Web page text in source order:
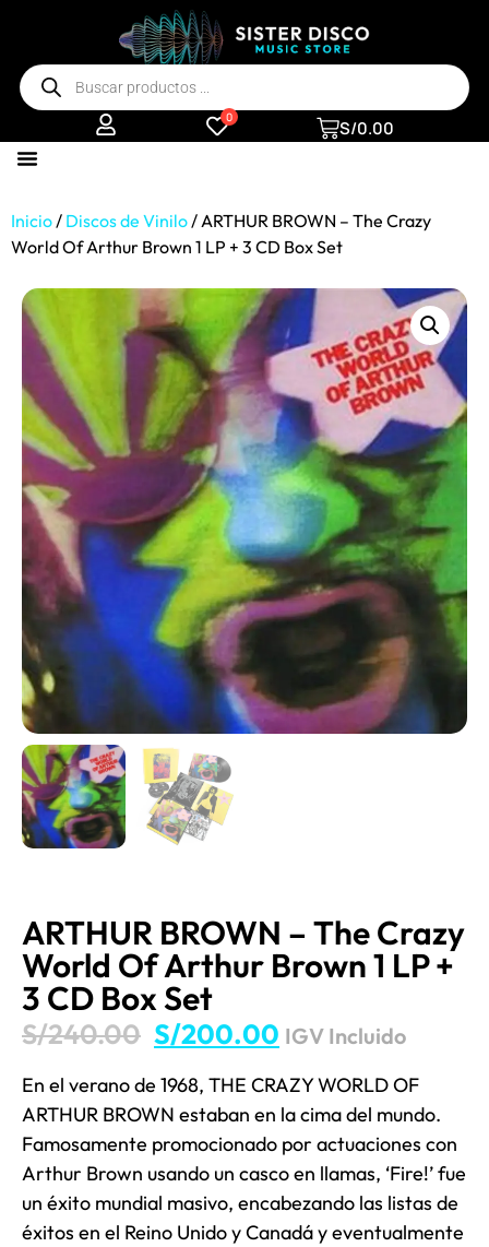
0 S/0.00
Inicio/ Discos de Vinilo/ ARTHUR BROWN – The Crazy
World Of Arthur Brown 1 LP + 3 CD Box Set
ARTHUR BROWN – The Crazy
World Of Arthur Brown 1 LP +
3 CD Box Set
S/240.00 S/200.00 IGV Incluido
En el verano de 1968, THE CRAZY WORLD OF
ARTHUR BROWN estaban en la cima del mundo.
Famosamente promocionado por actuaciones con
Arthur Brown usando un casco en llamas, ‘Fire!’ fue
un éxito mundial masivo, encabezando las listas de
éxitos en el Reino Unido y Canadá y eventualmente